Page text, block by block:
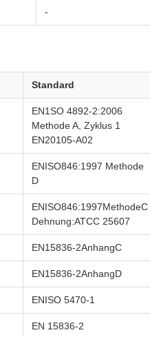
-
Standard
EN1SO 4892-2:2006
Methode A, Zyklus 1
EN20105-A02
ENISO846:1997 Methode
D
ENISO846:1997MethodeC
Dehnung:ATCC 25607
EN15836-2AnhangC
EN15836-2AnhangD
ENISO 5470-1
EN 15836-2